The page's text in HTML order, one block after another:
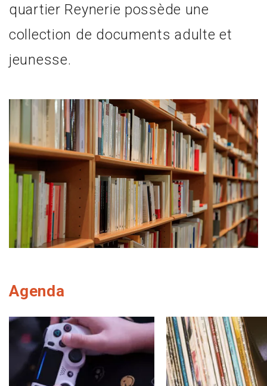
quartier Reynerie possède une
collection de documents adulte et
jeunesse.
Agenda